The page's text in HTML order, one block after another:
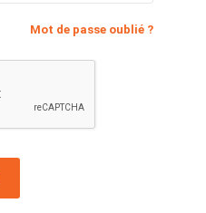
Mot de passe oublié ?